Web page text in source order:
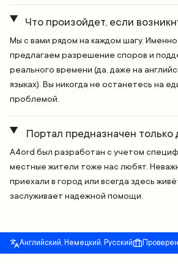
Что произойдет, если
Мы с вами рядом на каждом шагу.
предлагаем разрешение споров и
реального времени (да, даже на
языках). Вы никогда не останетесь на
проблемой.
Портал предназначен только
A4ord был разработан с учетом
местные жители тоже нас любят.
приехали в город или всегда здесь
заслуживает надежной помощи.
Английский, Немецкий, Русский